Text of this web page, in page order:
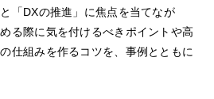
「DXの推進」に焦点を当てなが
る際に気を付けるべきポイントや高
仕組みを作るコツを、事例とともに